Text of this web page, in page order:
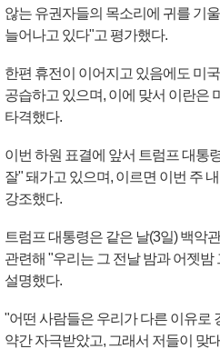
않는 유권자들의 목소리에 귀를 기
늘어나고 있다"고 평가했다.
한편 휴전이 이어지고 있음에도 미
공습하고 있으며, 이에 맞서 이란은
타격했다.
이번 하원 표결에 앞서 트럼프 대통
잘" 돼가고 있으며, 이르면 이번 주
강조했다.
트럼프 대통령은 같은 날(3일) 백악
관련해 "우리는 그 전날 밤과 어젯
설명했다.
"어떤 사람들은 우리가 다른 이유로
약간 자극받았고, 그래서 저들이 맞